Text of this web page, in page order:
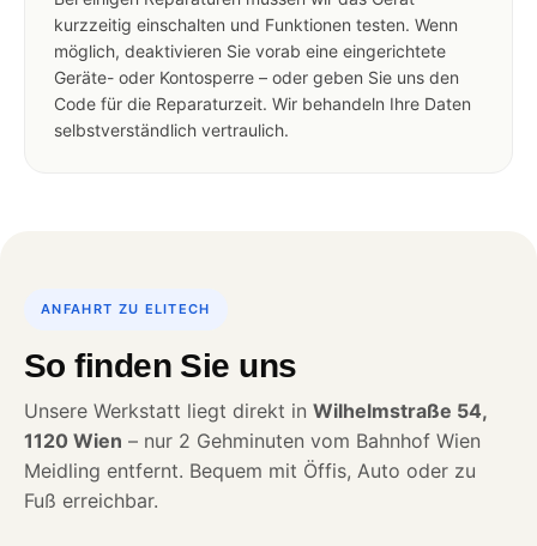
kurzzeitig einschalten und Funktionen testen. Wenn
möglich, deaktivieren Sie vorab eine eingerichtete
Geräte- oder Kontosperre – oder geben Sie uns den
Code für die Reparaturzeit. Wir behandeln Ihre Daten
selbstverständlich vertraulich.
ANFAHRT ZU ELITECH
So finden Sie uns
Unsere Werkstatt liegt direkt in Wilhelmstraße 54,
1120 Wien – nur 2 Gehminuten vom Bahnhof Wien
Meidling entfernt. Bequem mit Öffis, Auto oder zu
Fuß erreichbar.